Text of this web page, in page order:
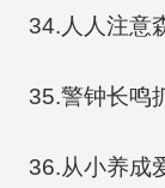
34.人人注意
35.警钟长鸣
36.从小养成